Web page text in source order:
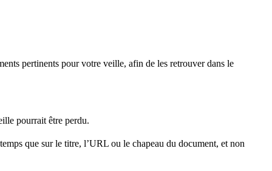
pertinents pour votre veille, afin de les retrouver dans le
pourrait être perdu.
que sur le titre, l’URL ou le chapeau du document, et non